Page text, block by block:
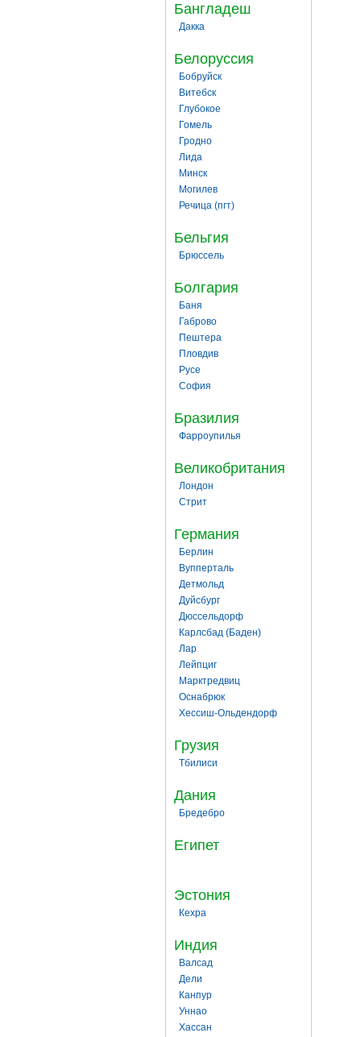
Бангладеш
Дакка
Белоруссия
Бобруйск
Витебск
Глубокое
Гомель
Гродно
Лида
Минск
Могилев
Речица (пгт)
Бельгия
Брюссель
Болгария
Баня
Габрово
Пештера
Пловдив
Русе
София
Бразилия
Фарроупилья
Великобритания
Лондон
Стрит
Германия
Берлин
Вупперталь
Детмольд
Дуйсбург
Дюссельдорф
Карлсбад (Баден)
Лар
Лейпциг
Марктредвиц
Оснабрюк
Хессиш-Ольдендорф
Грузия
Тбилиси
Дания
Бредебро
Египет
Эстония
Кехра
Индия
Валсад
Дели
Канпур
Уннао
Хассан